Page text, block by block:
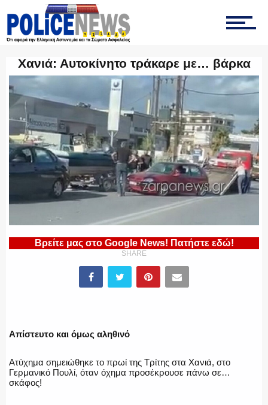
ΤΡΟΧΑΙΑ
ΟΠΚΕ
ΟΜΑΔΑ “Ζ”
ΕΛΛΗΝΙΚΗ ΑΣΤΥΝΟΜΙΑ
Χανιά: Αυτοκίνητο τράκαρε με… βάρκα
Βρείτε μας στο Google News! Πατήστε εδώ!
SHARE
Απίστευτο και όμως αληθινό
Ατύχημα σημειώθηκε το πρωί της Τρίτης στα Χανιά, στο
Γερμανικό Πουλί, όταν όχημα προσέκρουσε πάνω σε…
σκάφος!